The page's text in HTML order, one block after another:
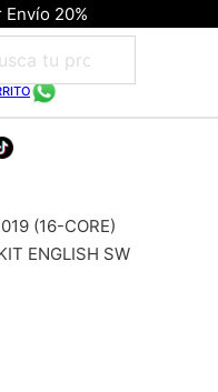
20%
(16-CORE)
ENGLISH SW